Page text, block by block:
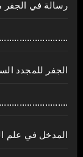
رسالة في
الجفر للمجدد
المدخل في علم